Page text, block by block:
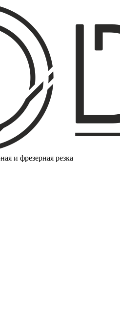
и фрезерная резка